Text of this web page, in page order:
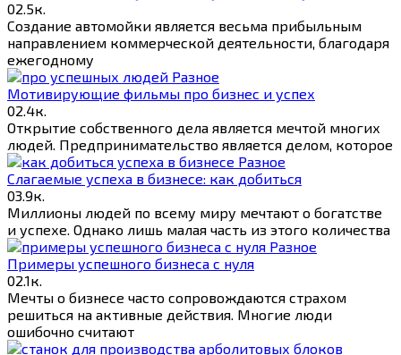
02.5к.
Создание автомойки является весьма прибыльным
направлением коммерческой деятельности, благодаря
ежегодному
Разное
Мотивирующие фильмы про бизнес и успех
02.4к.
Открытие собственного дела является мечтой многих
людей. Предпринимательство является делом, которое
Разное
Слагаемые успеха в бизнесе: как добиться
03.9к.
Миллионы людей по всему миру мечтают о богатстве
и успехе. Однако лишь малая часть из этого количества
Разное
Примеры успешного бизнеса с нуля
02.1к.
Мечты о бизнесе часто сопровождаются страхом
решиться на активные действия. Многие люди
ошибочно считают